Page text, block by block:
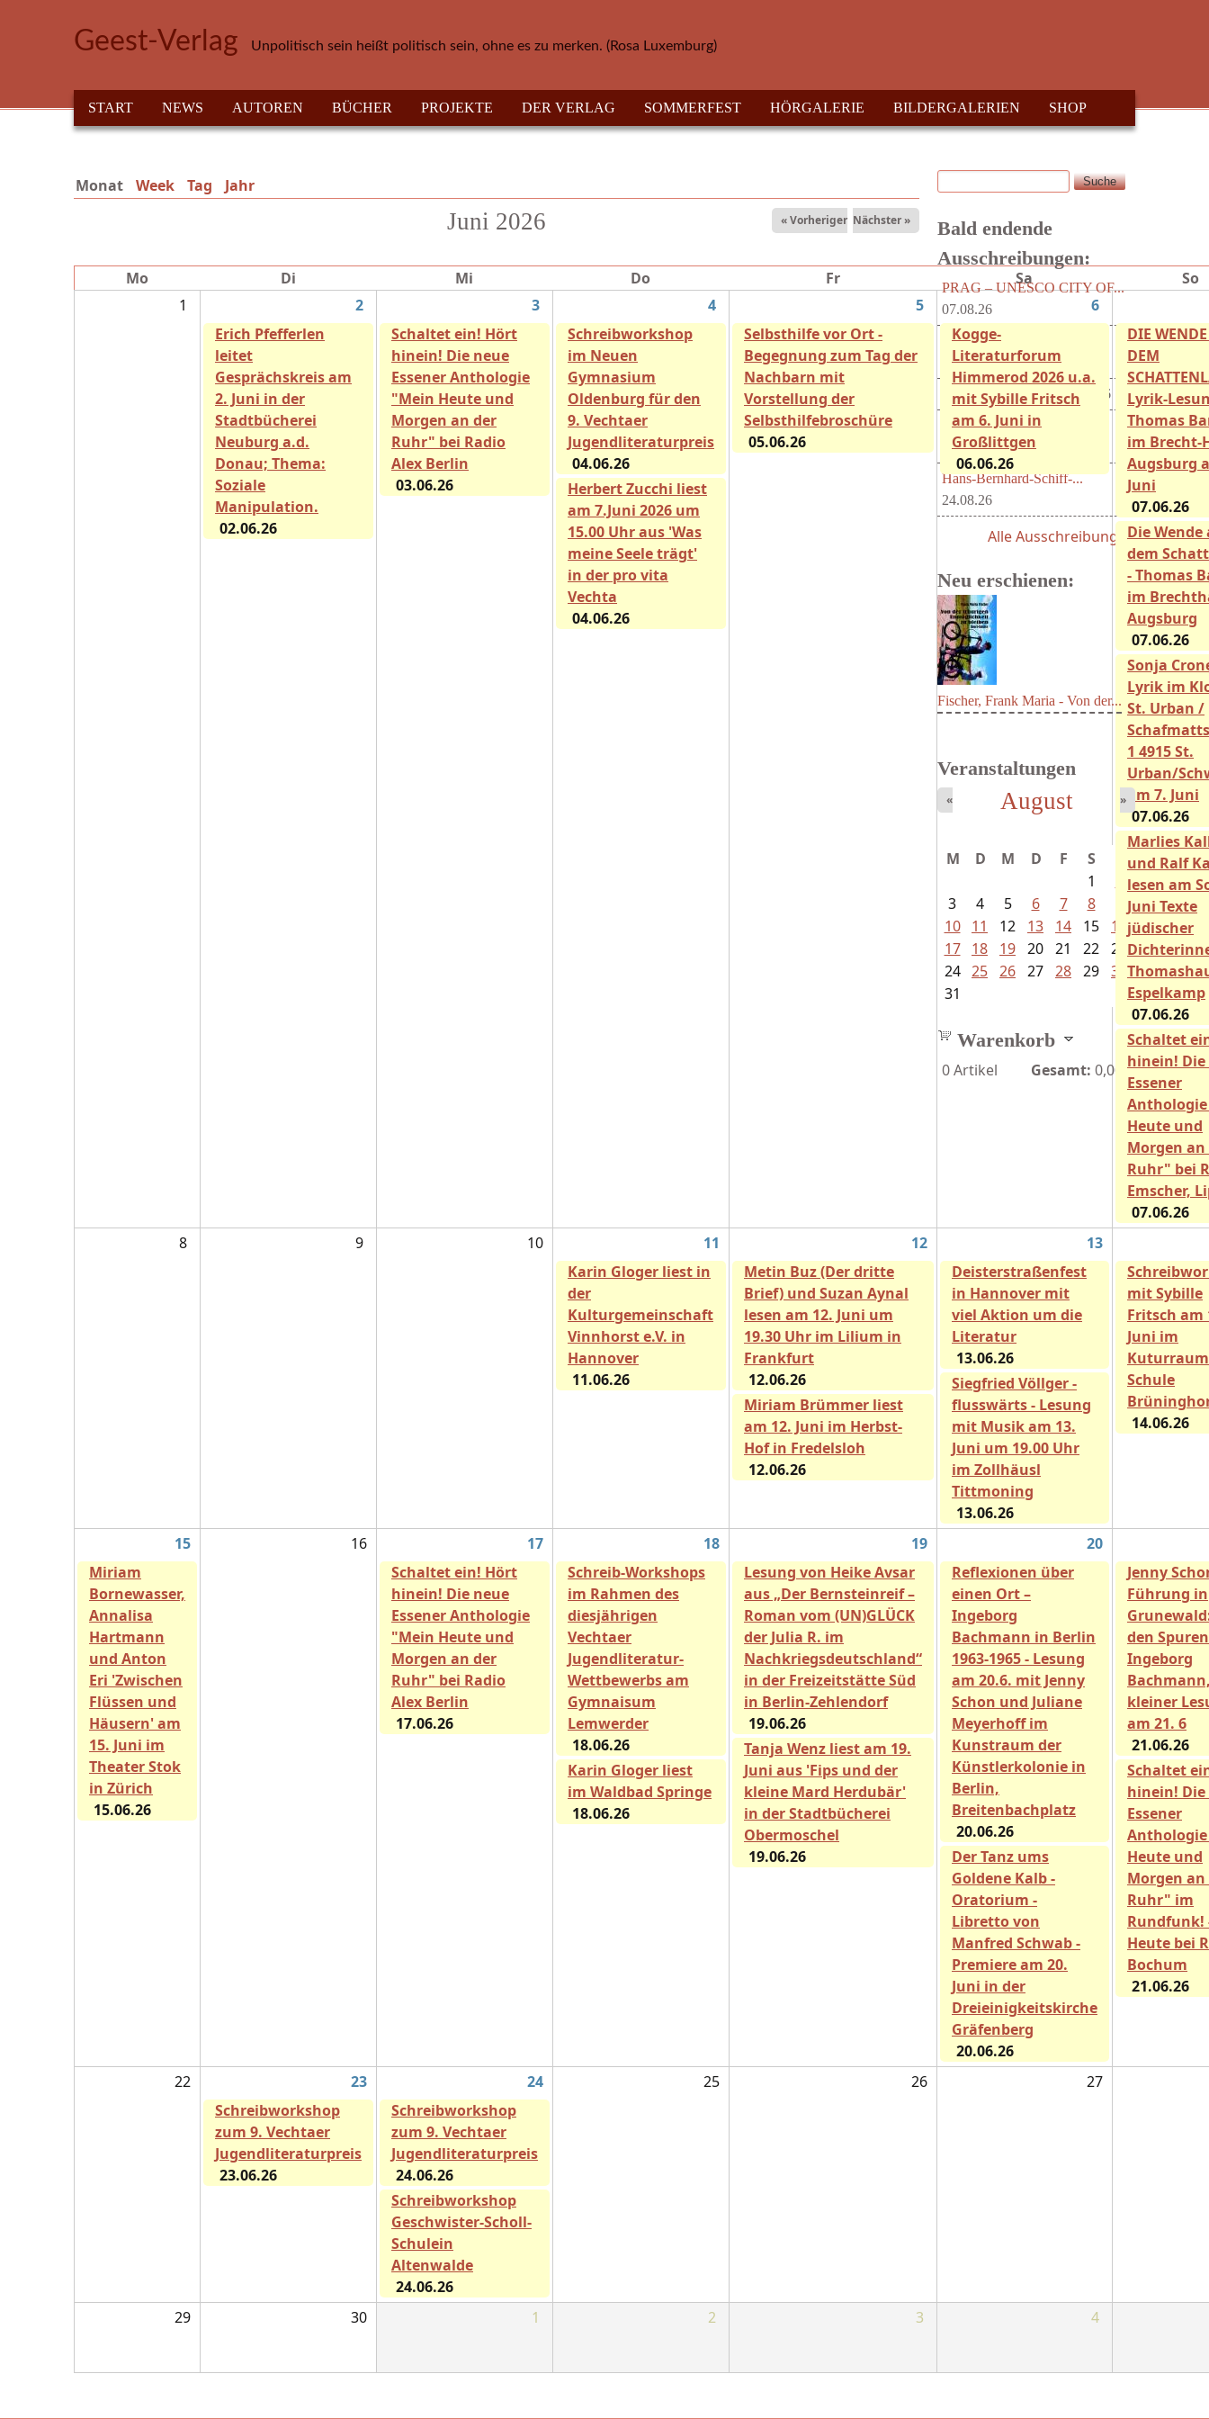
Geest-Verlag Unpolitisch sein heißt politisch sein, ohne es zu merken. (Rosa Luxemburg)
HAUPTMENÜ
START NEWS AUTOREN BÜCHER PROJEKTE DER VERLAG SOMMERFEST HÖRGALERIE BILDERGALERIEN SHOP
Monat (aktiver Reiter)
Week Tag Jahr
Juni 2026 « Vorheriger Nächster »
Mo Di Mi Do Fr Sa
So
1
2 3 4 5
6
Erich Pfefferlen
leitet
Gesprächskreis am
2. Juni in der
Stadtbücherei
Neuburg a.d.
Donau; Thema:
Soziale
Manipulation.
02.06.26
Schaltet ein! Hört
hinein! Die neue
Essener Anthologie
"Mein Heute und
Morgen an der
Ruhr" bei Radio
Alex Berlin
03.06.26
Schreibworkshop
im Neuen
Gymnasium
Oldenburg für den
9. Vechtaer
Jugendliteraturpreis
04.06.26
Herbert Zucchi liest
am 7.Juni 2026 um
15.00 Uhr aus 'Was
meine Seele trägt'
in der pro vita
Vechta
04.06.26
Selbsthilfe vor Ort -
Begegnung zum Tag der
Nachbarn mit
Vorstellung der
Selbsthilfebroschüre
05.06.26
Kogge-
Literaturforum
Himmerod 2026 u.a.
mit Sybille Fritsch
am 6. Juni in
Großlittgen
06.06.26
DIE
DEM
Lyrik-
Thomas
im Brecht-
Augsburg
Juni
07.06.26
Die Wende
dem
- Thomas
im
Augsburg
07.06.26
Sonja
Lyrik im
St. Urban /
1 4915 St.
Urban/
am 7. Juni
07.06.26
Marlies
und Ralf
lesen am
Juni Texte
jüdischer
Espelkamp
07.06.26
Schaltet
hinein! Die
Essener
Heute und
Morgen an
Ruhr" bei
Emscher,
07.06.26
8
9 10 11 12
13
Karin Gloger liest in
der
Kulturgemeinschaft
Vinnhorst e.V. in
Hannover
11.06.26
Metin Buz (Der dritte
Brief) und Suzan Aynal
lesen am 12. Juni um
19.30 Uhr im Lilium in
Frankfurt
12.06.26
Miriam Brümmer liest
am 12. Juni im Herbst-
Hof in Fredelsloh
12.06.26
Deisterstraßenfest
in Hannover mit
viel Aktion um die
Literatur
13.06.26
Siegfried Völlger -
flusswärts - Lesung
mit Musik am 13.
Juni um 19.00 Uhr
im Zollhäusl
Tittmoning
13.06.26
mit Sybille
Fritsch am
Juni im
Schule
14.06.26
15 16 17 18 19
20
Miriam
Bornewasser,
Annalisa
Hartmann
und Anton
Eri 'Zwischen
Flüssen und
Häusern' am
15. Juni im
Theater Stok
in Zürich
15.06.26
Schaltet ein! Hört
hinein! Die neue
Essener Anthologie
"Mein Heute und
Morgen an der
Ruhr" bei Radio
Alex Berlin
17.06.26
Schreib-Workshops
im Rahmen des
diesjährigen
Vechtaer
Jugendliteratur-
Wettbewerbs am
Gymnaisum
Lemwerder
18.06.26
Karin Gloger liest
im Waldbad Springe
18.06.26
Lesung von Heike Avsar
aus „Der Bernsteinreif –
Roman vom (UN)GLÜCK
der Julia R. im
Nachkriegsdeutschland“
in der Freizeitstätte Süd
in Berlin-Zehlendorf
19.06.26
Tanja Wenz liest am 19.
Juni aus 'Fips und der
kleine Mard Herdubär'
in der Stadtbücherei
Obermoschel
19.06.26
Reflexionen über
einen Ort –
Ingeborg
Bachmann in Berlin
1963-1965 - Lesung
am 20.6. mit Jenny
Schon und Juliane
Meyerhoff im
Kunstraum der
Künstlerkolonie in
Berlin,
Breitenbachplatz
20.06.26
Der Tanz ums
Goldene Kalb -
Oratorium -
Libretto von
Manfred Schwab -
Premiere am 20.
Juni in der
Dreieinigkeitskirche
Gräfenberg
20.06.26
Jenny
Führung in
den
Ingeborg
kleiner
am 21. 6
21.06.26
Schaltet
hinein! Die
Essener
Heute und
Morgen an
Ruhr" im
Rundfunk!
Heute bei
Bochum
21.06.26
22 23 24 25 26
27
Schreibworkshop
zum 9. Vechtaer
Jugendliteraturpreis
23.06.26
Schreibworkshop
zum 9. Vechtaer
Jugendliteraturpreis
24.06.26
Schreibworkshop
Geschwister-Scholl-
Schulein
Altenwalde
24.06.26
29
30 1 2 3 4
Suchformular
Suche
Bald endende
Ausschreibungen:
PRAG – UNESCO CITY OF...
07.08.26
Radio T - Hörspiel
Wettbewerb... 15.08.26
Literaturblätter der... 15.08.26
Beiträge für den nächsten...
15.08.26
Hans-Bernhard-Schiff-...
24.08.26
Alle Ausschreibungen
Neu erschienen:
Fischer, Frank Maria - Von der...
Veranstaltungen
August
« »
M D M D F S
1
3
4 5 6 7 8
10
11 12 13 14 15
16
17
18 19 20 21 22 23
24 25 26 27 28 29 30
31
Warenkorb
0Artikel Gesamt: 0,00€